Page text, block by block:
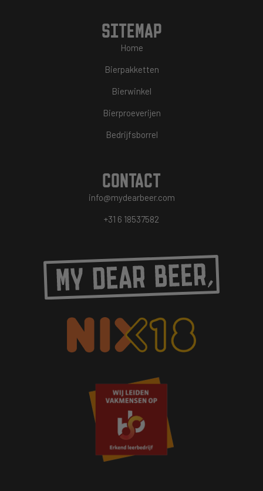
SITEMAP
Home
Bierpakketten
Bierwinkel
Bierproeverijen
Bedrijfsborrel
CONTACT
info@mydearbeer.com
+31 6 18537582